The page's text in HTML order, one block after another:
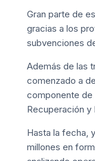
Gran parte de
gracias a los
subvenciones
Además de las
comenzado a
componente
Recuperación y
Hasta la fecha,
millones en